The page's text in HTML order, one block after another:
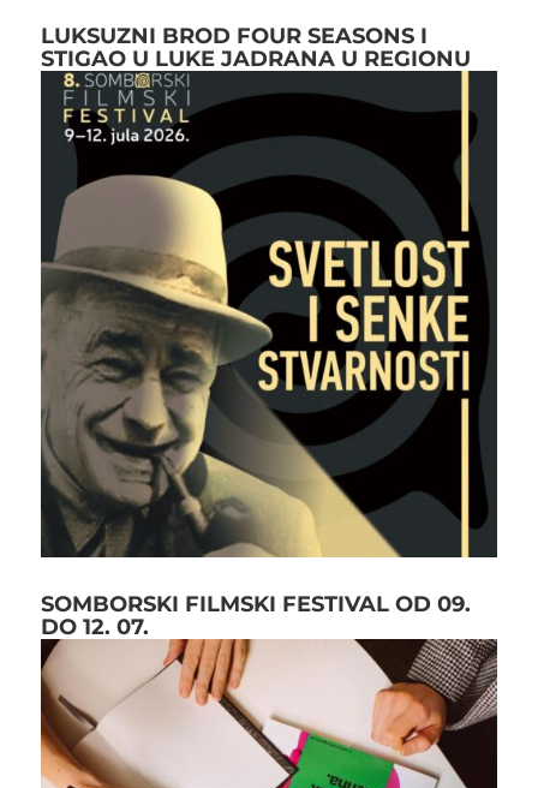
LUKSUZNI BROD FOUR SEASONS I
STIGAO U LUKE JADRANA U REGIONU
SOMBORSKI FILMSKI FESTIVAL OD 09.
DO 12. 07.